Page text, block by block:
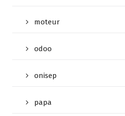
moteur
odoo
onisep
papa